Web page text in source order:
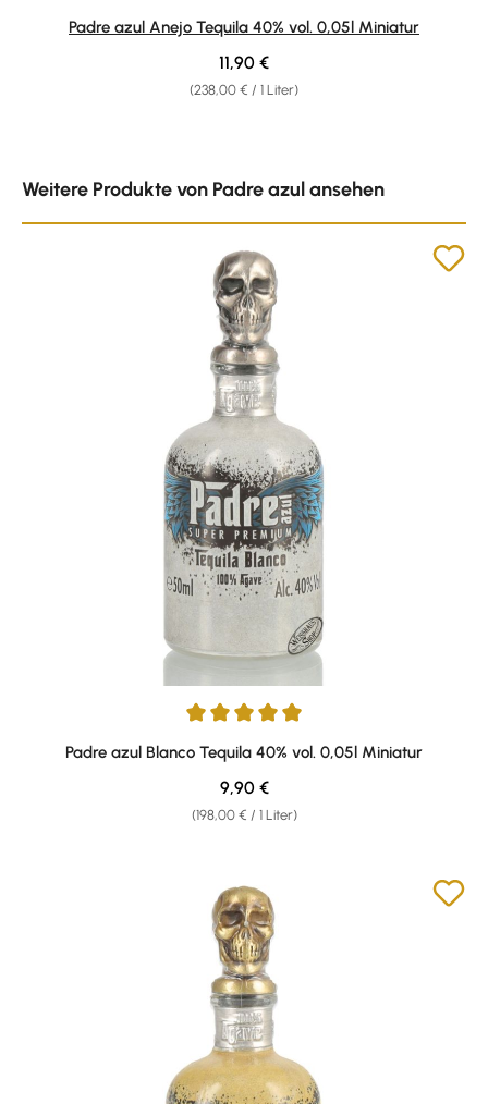
Durchschnittliche Bewertung von 5 von 5 Sternen
Padre azul Anejo Tequila 40% vol. 0,05l Miniatur
(238,00 € / 1 Liter)
Regulärer Preis:
11,90 €
Weitere Produkte von Padre azul ansehen
Durchschnittliche Bewertung von 5 von 5 Sternen
Padre azul Blanco Tequila 40% vol. 0,05l Miniatur
(198,00 € / 1 Liter)
Regulärer Preis:
9,90 €